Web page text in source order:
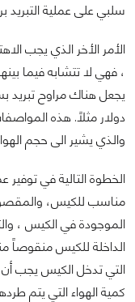
سلبي على عملية التبريد
الأمر الأخر الذي يجب
، فهي لا تتشابه فيما
والذي يشير الى حجم
الخطوة التالية في
مناسب للكيس،
الموجودة في الكيس ،
الداخلة للكيس منقوصاً
التي تدخل الكيس يجب
كمية الهواء التي يتم